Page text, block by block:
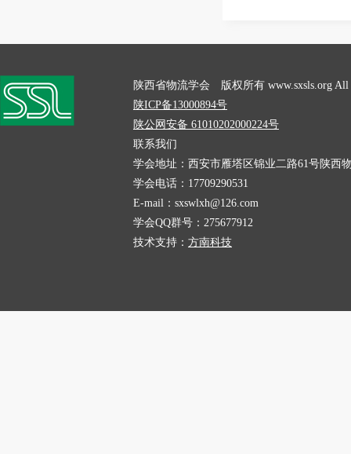
陕西省物流学会 版权所有 www.sxsls.org All
陕ICP备13000894号
陕公网安备 61010202000224号
联系我们
学会地址：西安市雁塔区锦业二路61号陕西
学会电话：17709290531
E-mail：sxswlxh@126.com
学会QQ群号：275677912
技术支持： 方南科技